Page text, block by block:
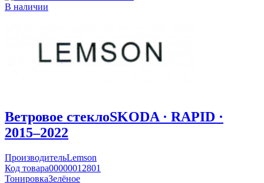
В наличии
Ветровое стеклоSKODA · RAPID ·
2015–2022
ПроизводительLemson
Код товара00000012801
ТонировкаЗелёное